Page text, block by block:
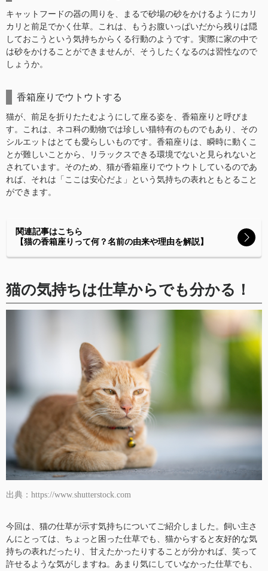
キャットフードの器の周りを、まるで砂場の砂をかけるようにカリ
カリと前足でかく仕草。これは、もうお腹いっぱいだから残りは隠
しておこうという気持ちからくる行動のようです。実際に家の中で
は砂をかけることができませんが、そうしたくなるのは習性なので
しょうか。
香箱座りでウトウトする
猫が、前足を折りたたむようにして座る姿を、香箱座りと呼びま
す。これは、ネコ科の動物では珍しい猫特有のものでもあり、その
シルエットはとても愛らしいものです。香箱座りは、瞬時に動くこ
とが難しいことから、リラックスできる環境でないと見られないと
されています。そのため、猫が香箱座りでウトウトしているのであ
れば、それは「ここは安心だよ」という気持ちの表れともとること
ができます。
関連記事はこちら
【猫の香箱座りって何？名前の由来や理由を解説】
猫の気持ちは仕草からでも分かる！
出典：https://www.shutterstock.com
今回は、猫の仕草が示す気持ちについてご紹介しました。飼い主さ
んにとっては、ちょっと困った仕草でも、猫からすると友好的な気
持ちの表れだったり、甘えたかったりすることが分かれば、笑って
許せるような気がしますね。あまり気にしていなかった仕草でも、